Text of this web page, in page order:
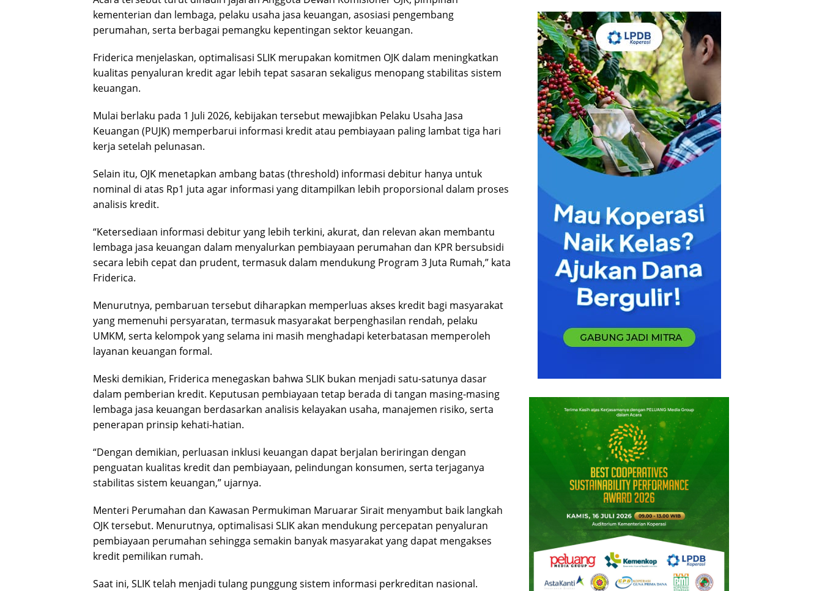
kementerian dan lembaga, pelaku usaha jasa keuangan, asosiasi pengembang
perumahan, serta berbagai pemangku kepentingan sektor keuangan.
Friderica menjelaskan, optimalisasi SLIK merupakan komitmen OJK dalam meningkatkan
kualitas penyaluran kredit agar lebih tepat sasaran sekaligus menopang stabilitas sistem
keuangan.
Mulai berlaku pada 1 Juli 2026, kebijakan tersebut mewajibkan Pelaku Usaha Jasa
Keuangan (PUJK) memperbarui informasi kredit atau pembiayaan paling lambat tiga hari
kerja setelah pelunasan.
Selain itu, OJK menetapkan ambang batas (threshold) informasi debitur hanya untuk
nominal di atas Rp1 juta agar informasi yang ditampilkan lebih proporsional dalam proses
analisis kredit.
“Ketersediaan informasi debitur yang lebih terkini, akurat, dan relevan akan membantu
lembaga jasa keuangan dalam menyalurkan pembiayaan perumahan dan KPR bersubsidi
secara lebih cepat dan prudent, termasuk dalam mendukung Program 3 Juta Rumah,” kata
Friderica.
Menurutnya, pembaruan tersebut diharapkan memperluas akses kredit bagi masyarakat
yang memenuhi persyaratan, termasuk masyarakat berpenghasilan rendah, pelaku
UMKM, serta kelompok yang selama ini masih menghadapi keterbatasan memperoleh
layanan keuangan formal.
Meski demikian, Friderica menegaskan bahwa SLIK bukan menjadi satu-satunya dasar
dalam pemberian kredit. Keputusan pembiayaan tetap berada di tangan masing-masing
lembaga jasa keuangan berdasarkan analisis kelayakan usaha, manajemen risiko, serta
penerapan prinsip kehati-hatian.
“Dengan demikian, perluasan inklusi keuangan dapat berjalan beriringan dengan
penguatan kualitas kredit dan pembiayaan, pelindungan konsumen, serta terjaganya
stabilitas sistem keuangan,” ujarnya.
Menteri Perumahan dan Kawasan Permukiman Maruarar Sirait menyambut baik langkah
OJK tersebut. Menurutnya, optimalisasi SLIK akan mendukung percepatan penyaluran
pembiayaan perumahan sehingga semakin banyak masyarakat yang dapat mengakses
kredit pemilikan rumah.
Saat ini, SLIK telah menjadi tulang punggung sistem informasi perkreditan nasional.